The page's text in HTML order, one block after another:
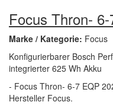
Focus Thron-
Marke / Kategorie: Focus
Konfigurierbarer Bosch
integrierter 625 Wh Akku
- Focus Thron- 6-7 EQP
Hersteller Focus.